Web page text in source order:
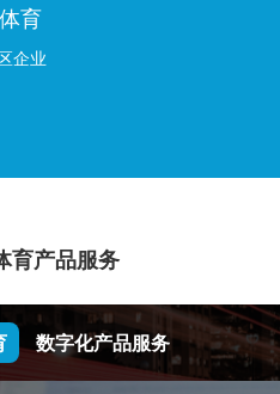
育
企业
育产品服务
数字化产品服务